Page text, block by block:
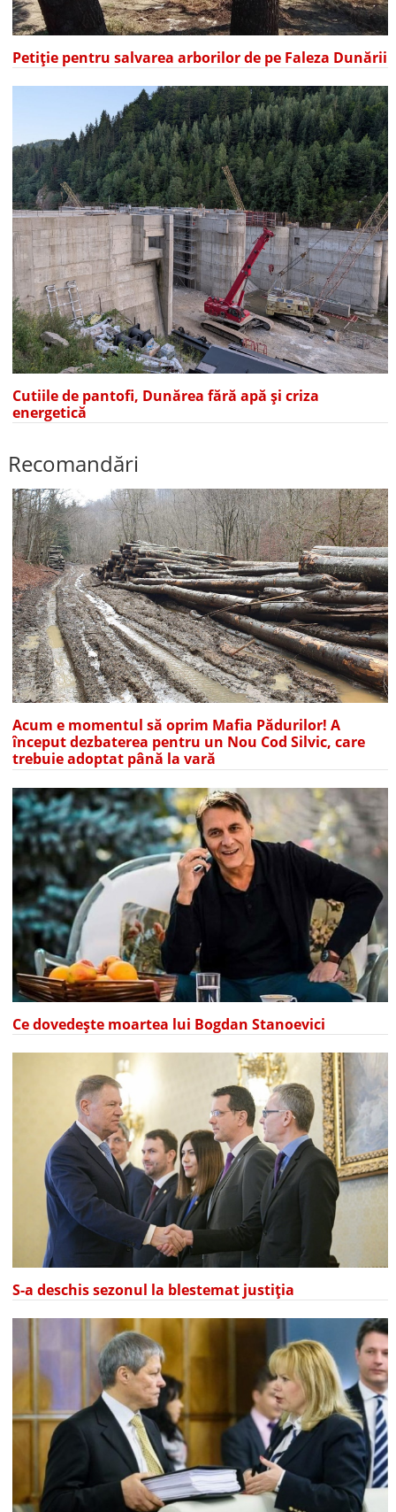
Petiție pentru salvarea arborilor de pe Faleza Dunării
Cutiile de pantofi, Dunărea fără apă și criza
energetică
Recomandări
Acum e momentul să oprim Mafia Pădurilor! A
început dezbaterea pentru un Nou Cod Silvic, care
trebuie adoptat până la vară
Ce dovedește moartea lui Bogdan Stanoevici
S-a deschis sezonul la blestemat justiția